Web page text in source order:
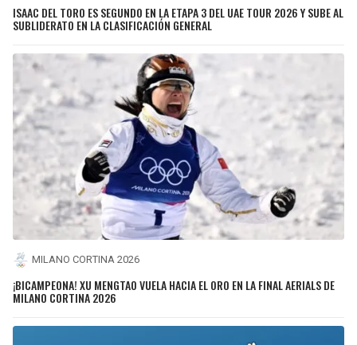
ISAAC DEL TORO ES SEGUNDO EN LA ETAPA 3 DEL UAE TOUR 2026 Y SUBE AL
SUBLIDERATO EN LA CLASIFICACIÓN GENERAL
MILANO CORTINA 2026
¡BICAMPEONA! XU MENGTAO VUELA HACIA EL ORO EN LA FINAL AERIALS DE
MILANO CORTINA 2026